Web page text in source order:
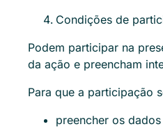
Condições de
Podem participar na
da ação e preencham
Para que a participação
preencher os